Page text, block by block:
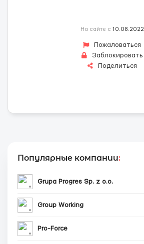
На сайте с 10.08.2022
Пожаловаться
Заблокировать
Поделиться
Популярные компании:
Grupa Progres Sp. z o.o.
Group Working
Pro-Force